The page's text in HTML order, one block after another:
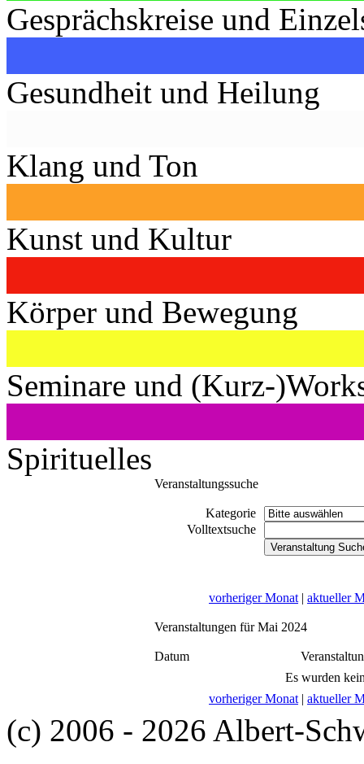
Gesprächskreise und
Gesundheit und Heilung
Klang und Ton
Kunst und Kultur
Körper und Bewegung
Seminare und (Kurz-
Spirituelles
Veranstaltungssuche
Kategorie
Volltextsuche
vorheriger Monat | aktueller
Veranstaltungen für Mai 2024
Datum
Es wurden
vorheriger Monat | aktueller
(c) 2006 - 2026 Albert-